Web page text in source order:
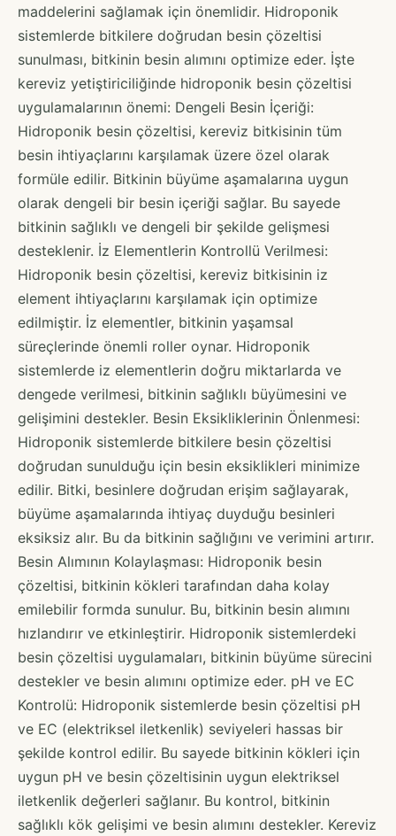
maddelerini sağlamak için önemlidir. Hidroponik
sistemlerde bitkilere doğrudan besin çözeltisi
sunulması, bitkinin besin alımını optimize eder. İşte
kereviz yetiştiriciliğinde hidroponik besin çözeltisi
uygulamalarının önemi: Dengeli Besin İçeriği:
Hidroponik besin çözeltisi, kereviz bitkisinin tüm
besin ihtiyaçlarını karşılamak üzere özel olarak
formüle edilir. Bitkinin büyüme aşamalarına uygun
olarak dengeli bir besin içeriği sağlar. Bu sayede
bitkinin sağlıklı ve dengeli bir şekilde gelişmesi
desteklenir. İz Elementlerin Kontrollü Verilmesi:
Hidroponik besin çözeltisi, kereviz bitkisinin iz
element ihtiyaçlarını karşılamak için optimize
edilmiştir. İz elementler, bitkinin yaşamsal
süreçlerinde önemli roller oynar. Hidroponik
sistemlerde iz elementlerin doğru miktarlarda ve
dengede verilmesi, bitkinin sağlıklı büyümesini ve
gelişimini destekler. Besin Eksikliklerinin Önlenmesi:
Hidroponik sistemlerde bitkilere besin çözeltisi
doğrudan sunulduğu için besin eksiklikleri minimize
edilir. Bitki, besinlere doğrudan erişim sağlayarak,
büyüme aşamalarında ihtiyaç duyduğu besinleri
eksiksiz alır. Bu da bitkinin sağlığını ve verimini artırır.
Besin Alımının Kolaylaşması: Hidroponik besin
çözeltisi, bitkinin kökleri tarafından daha kolay
emilebilir formda sunulur. Bu, bitkinin besin alımını
hızlandırır ve etkinleştirir. Hidroponik sistemlerdeki
besin çözeltisi uygulamaları, bitkinin büyüme sürecini
destekler ve besin alımını optimize eder. pH ve EC
Kontrolü: Hidroponik sistemlerde besin çözeltisi pH
ve EC (elektriksel iletkenlik) seviyeleri hassas bir
şekilde kontrol edilir. Bu sayede bitkinin kökleri için
uygun pH ve besin çözeltisinin uygun elektriksel
iletkenlik değerleri sağlanır. Bu kontrol, bitkinin
sağlıklı kök gelişimi ve besin alımını destekler. Kereviz